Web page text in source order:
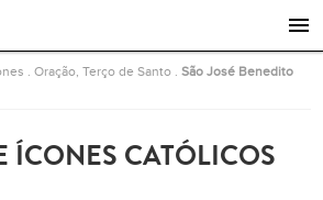
.Oração, Terço de Santo .São José Benedito
ÍCONES CATÓLICOS